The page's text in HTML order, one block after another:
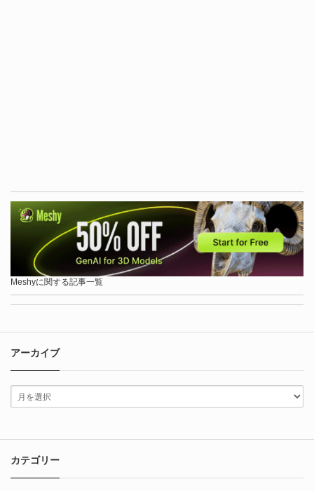
Meshyに関する記事一覧
アーカイブ
カテゴリー